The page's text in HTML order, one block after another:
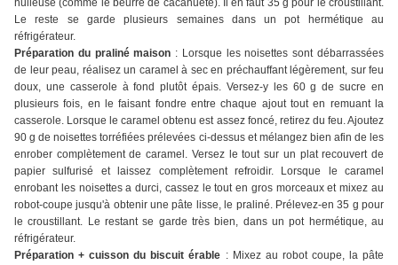
huileuse (comme le beurre de cacahuète). Il en faut 35 g pour le croustillant.
Le reste se garde plusieurs semaines dans un pot hermétique au
réfrigérateur.
Préparation du praliné maison : Lorsque les noisettes sont débarrassées
de leur peau, réalisez un caramel à sec en préchauffant légèrement, sur feu
doux, une casserole à fond plutôt épais. Versez-y les 60 g de sucre en
plusieurs fois, en le faisant fondre entre chaque ajout tout en remuant la
casserole. Lorsque le caramel obtenu est assez foncé, retirez du feu. Ajoutez
90 g de noisettes torréfiées prélevées ci-dessus et mélangez bien afin de les
enrober complètement de caramel. Versez le tout sur un plat recouvert de
papier sulfurisé et laissez complètement refroidir. Lorsque le caramel
enrobant les noisettes a durci, cassez le tout en gros morceaux et mixez au
robot-coupe jusqu'à obtenir une pâte lisse, le praliné. Prélevez-en 35 g pour
le croustillant. Le restant se garde très bien, dans un pot hermétique, au
réfrigérateur.
Préparation + cuisson du biscuit érable : Mixez au robot coupe, la pâte